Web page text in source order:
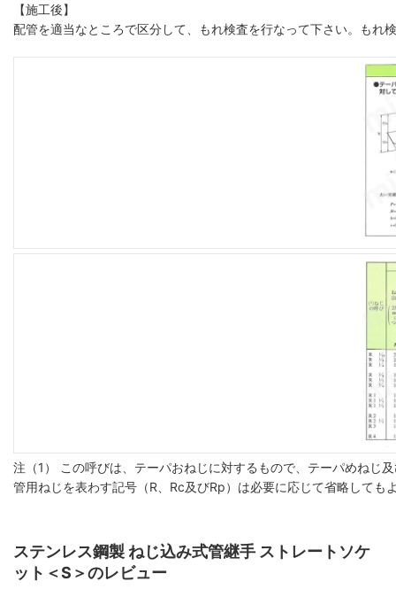
【施工後】
配管を適当なところで区分して、もれ検査を行なって下さい。もれ
注（1） この呼びは、テーパおねじに対するもので、テーパめねじ
管用ねじを表わす記号（R、Rc及びRp）は必要に応じて省略しても
ステンレス鋼製 ねじ込み式管継手 ストレートソケ
ット＜S＞のレビュー